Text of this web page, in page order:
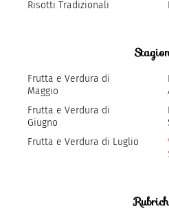
Risotti Tradizionali
Frutta e Verdura di
Maggio
Frutta e Verdura di
Giugno
Frutta e Verdura di Luglio